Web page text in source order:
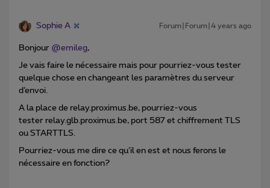
Sophie A Forum|Forum|4 years ago
Bonjour @emileg,
Je vais faire le nécessaire mais pour pourriez-vous tester
quelque chose en changeant les paramètres du serveur
d’envoi.
A la place de relay.proximus.be, pourriez-vous
tester relay.glb.proximus.be, port 587 et chiffrement TLS
ou STARTTLS.
Pourriez-vous me dire ce qu’il en est et nous ferons le
nécessaire en fonction?